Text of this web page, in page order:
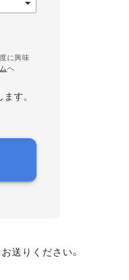
に興味
へ
す。
送りください。